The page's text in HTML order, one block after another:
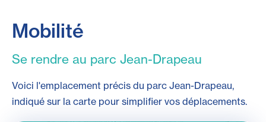
Mobilité
Se rendre au parc Jean-Drapeau
Voici l'emplacement précis du parc Jean-Drapeau,
indiqué sur la carte pour simplifier vos déplacements.